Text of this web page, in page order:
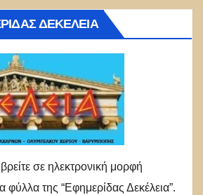
ΔΕΚΈΛΕΙΑ
σε ηλεκτρονική μορφή
φύλλα της “Εφημερίδας Δεκέλεια”.